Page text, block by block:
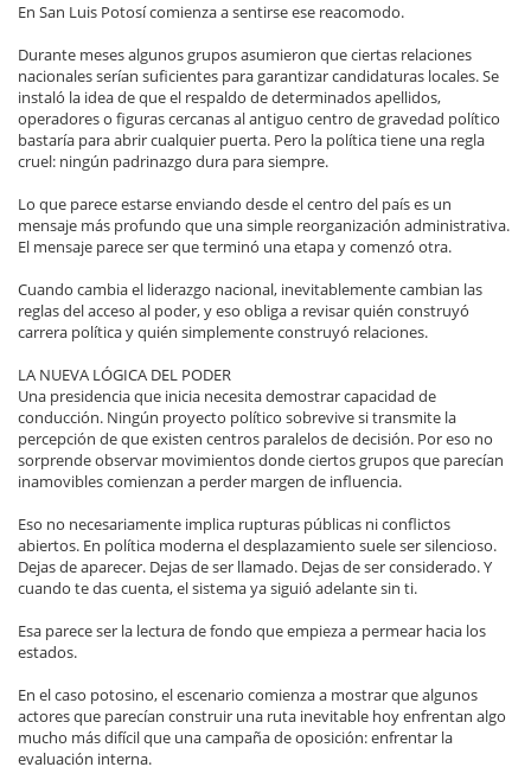
En San Luis Potosí comienza a sentirse ese reacomodo.
Durante meses algunos grupos asumieron que ciertas relaciones
nacionales serían suficientes para garantizar candidaturas locales. Se
instaló la idea de que el respaldo de determinados apellidos,
operadores o figuras cercanas al antiguo centro de gravedad político
bastaría para abrir cualquier puerta. Pero la política tiene una regla
cruel: ningún padrinazgo dura para siempre.
Lo que parece estarse enviando desde el centro del país es un
mensaje más profundo que una simple reorganización administrativa.
El mensaje parece ser que terminó una etapa y comenzó otra.
Cuando cambia el liderazgo nacional, inevitablemente cambian las
reglas del acceso al poder, y eso obliga a revisar quién construyó
carrera política y quién simplemente construyó relaciones.
LA NUEVA LÓGICA DEL PODER
Una presidencia que inicia necesita demostrar capacidad de
conducción. Ningún proyecto político sobrevive si transmite la
percepción de que existen centros paralelos de decisión. Por eso no
sorprende observar movimientos donde ciertos grupos que parecían
inamovibles comienzan a perder margen de influencia.
Eso no necesariamente implica rupturas públicas ni conflictos
abiertos. En política moderna el desplazamiento suele ser silencioso.
Dejas de aparecer. Dejas de ser llamado. Dejas de ser considerado. Y
cuando te das cuenta, el sistema ya siguió adelante sin ti.
Esa parece ser la lectura de fondo que empieza a permear hacia los
estados.
En el caso potosino, el escenario comienza a mostrar que algunos
actores que parecían construir una ruta inevitable hoy enfrentan algo
mucho más difícil que una campaña de oposición: enfrentar la
evaluación interna.